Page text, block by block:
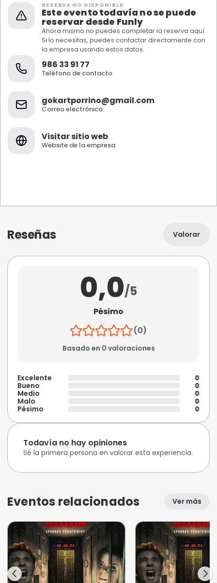
RESERVA NO DISPONIBLE
Este evento todavía no se puede
reservar desde Funly
Ahora mismo no puedes completar la reserva aquí.
Si lo necesitas, puedes contactar directamente con
la empresa usando estos datos.
986 33 91 77
Teléfono de contacto
gokartporrino@gmail.com
Correo electrónico
Visitar sitio web
Website de la empresa
Reseñas Valorar
0,0/5
Pésimo
(0)
Basado en 0 valoraciones
Excelente
0
Bueno
0
Medio
0
Malo
0
Pésimo
0
Todavía no hay opiniones
Sé la primera persona en valorar esta experiencia.
Eventos relacionados Ver más